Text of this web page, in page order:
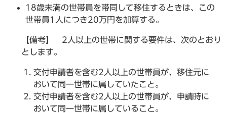
18歳未満の世帯員を帯同して移住するときは、この
世帯員1人につき20万円を加算する。
【備考】 2人以上の世帯に関する要件は、次のとおり
とします。
交付申請者を含む2人以上の世帯員が、移住元に
おいて同一世帯に属していたこと。
交付申請者を含む2人以上の世帯員が、申請時に
おいて同一世帯に属していること。